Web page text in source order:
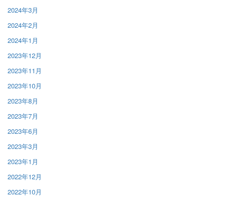
2024年3月
2024年2月
2024年1月
2023年12月
2023年11月
2023年10月
2023年8月
2023年7月
2023年6月
2023年3月
2023年1月
2022年12月
2022年10月